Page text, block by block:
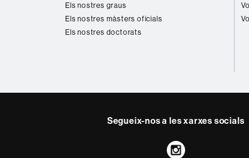
Els nostres graus
Els nostres màsters oficials
Els nostres doctorats
Segueix-nos a les xarxes socials